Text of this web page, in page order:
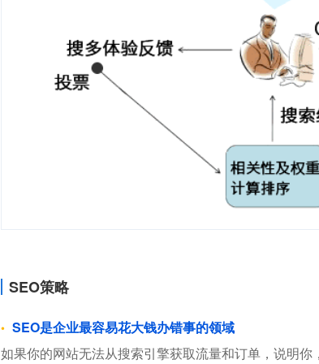
SEO策略
SEO是企业最容易花大钱办错事的领域
如果你的网站无法从搜索引擎获取流量和订单，说明